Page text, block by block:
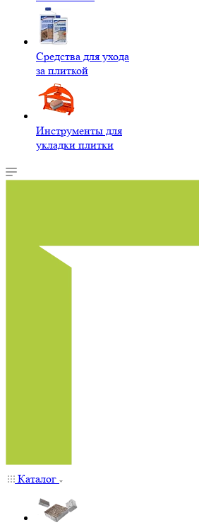
Средства для ухода
за плиткой
Инструменты для
укладки плитки
Каталог